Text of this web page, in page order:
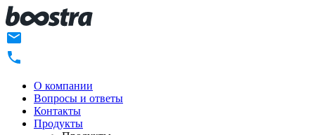
О компании
Вопросы и ответы
Контакты
Продукты